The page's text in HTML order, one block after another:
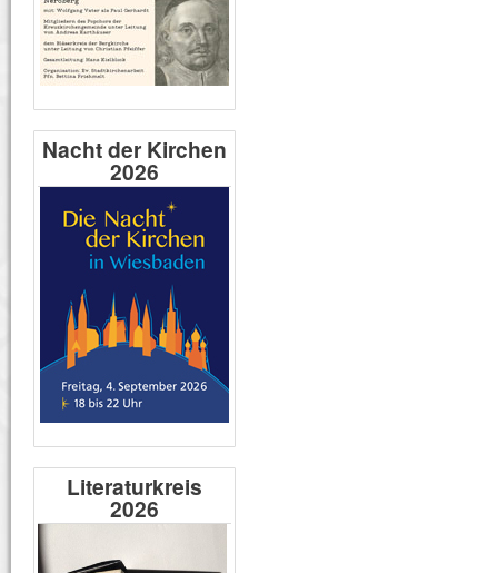
Nacht der Kirchen
2026
Literaturkreis
2026